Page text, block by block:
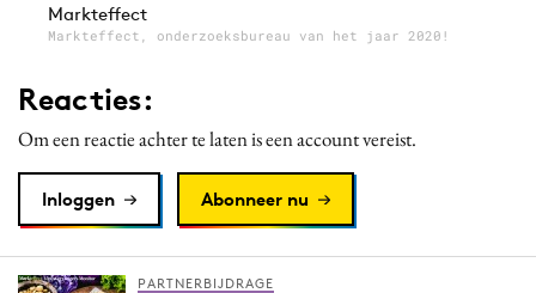
Markteffect
Markteffect, onderzoeksbureau van het jaar 2020!
Reacties:
Om een reactie achter te laten is een account vereist.
Inloggen Abonneer nu
PARTNERBIJDRAGE